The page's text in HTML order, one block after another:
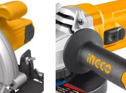
Añadir
lista de
deseos